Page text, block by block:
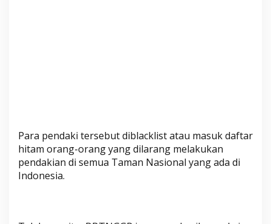
Para pendaki tersebut diblacklist atau masuk daftar
hitam orang-orang yang dilarang melakukan
pendakian di semua Taman Nasional yang ada di
Indonesia.